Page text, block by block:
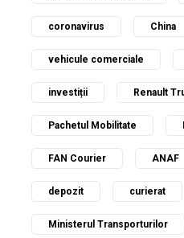
coronavirus China
vehicule comerciale
investiții Renault
Pachetul Mobilitate
FAN Courier ANAF
depozit curierat
Ministerul Transporturilor